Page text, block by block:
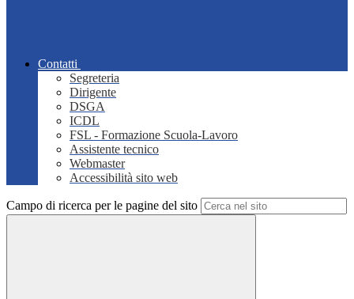
Contatti
Segreteria
Dirigente
DSGA
ICDL
FSL - Formazione Scuola-Lavoro
Assistente tecnico
Webmaster
Accessibilità sito web
Campo di ricerca per le pagine del sito